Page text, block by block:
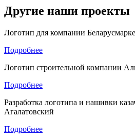
Другие наши проекты
Логотип для компании
Подробнее
Логотип строительной компании
Подробнее
Разработка логотипа и нашивки
Агалатовский
Подробнее